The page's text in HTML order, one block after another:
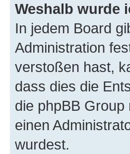
Weshalb wurde
In jedem Board
Administration
verstoßen hast,
dass dies die
die phpBB
einen
wurdest.